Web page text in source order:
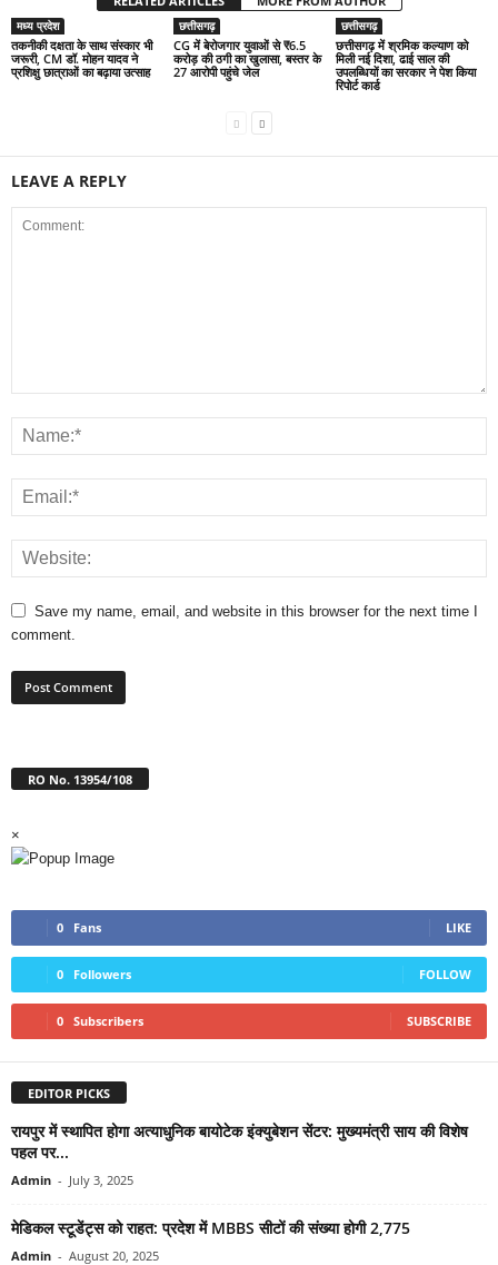
मध्य प्रदेश
तकनीकी दक्षता के साथ संस्कार भी
जरूरी, CM डॉ. मोहन यादव ने
प्रशिक्षु छात्राओं का बढ़ाया उत्साह
छत्तीसगढ़
CG में बेरोजगार युवाओं से ₹6.5
करोड़ की ठगी का खुलासा, बस्तर के
27 आरोपी पहुंचे जेल
छत्तीसगढ़
छत्तीसगढ़ में श्रमिक कल्याण को
मिली नई दिशा, ढाई साल की
उपलब्धियों का सरकार ने पेश किया
रिपोर्ट कार्ड
LEAVE A REPLY
Save my name, email, and website in this browser for the next time I
comment.
RO No. 13954/108
×
0 Fans LIKE
0 Followers FOLLOW
0 Subscribers SUBSCRIBE
EDITOR PICKS
रायपुर में स्थापित होगा अत्याधुनिक बायोटेक इंक्युबेशन सेंटर: मुख्यमंत्री साय की विशेष
पहल पर...
Admin - July 3, 2025
मेडिकल स्टूडेंट्स को राहत: प्रदेश में MBBS सीटों की संख्या होगी 2,775
Admin - August 20, 2025